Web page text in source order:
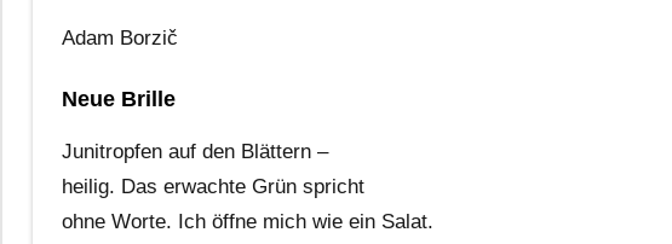
Adam Borzič
Neue Brille
Junitropfen auf den Blättern –
heilig. Das erwachte Grün spricht
ohne Worte. Ich öffne mich wie ein Salat.